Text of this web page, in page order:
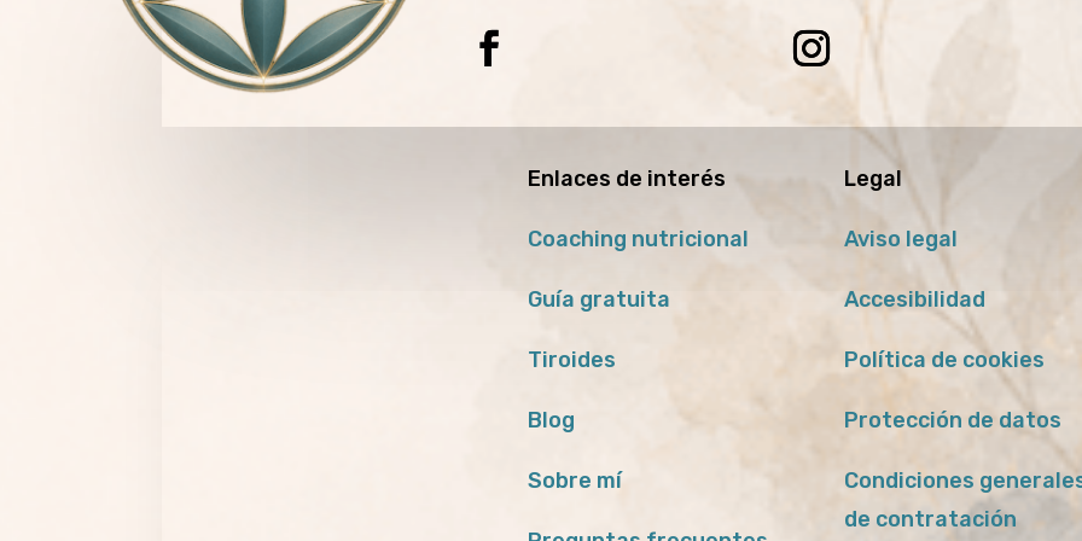
Enlaces de interés
Coaching nutricional
Guía gratuita
Tiroides
Blog
Sobre mí
Legal
Aviso legal
Accesibilidad
Política de cookies
Protección de datos
Condiciones
de contratación